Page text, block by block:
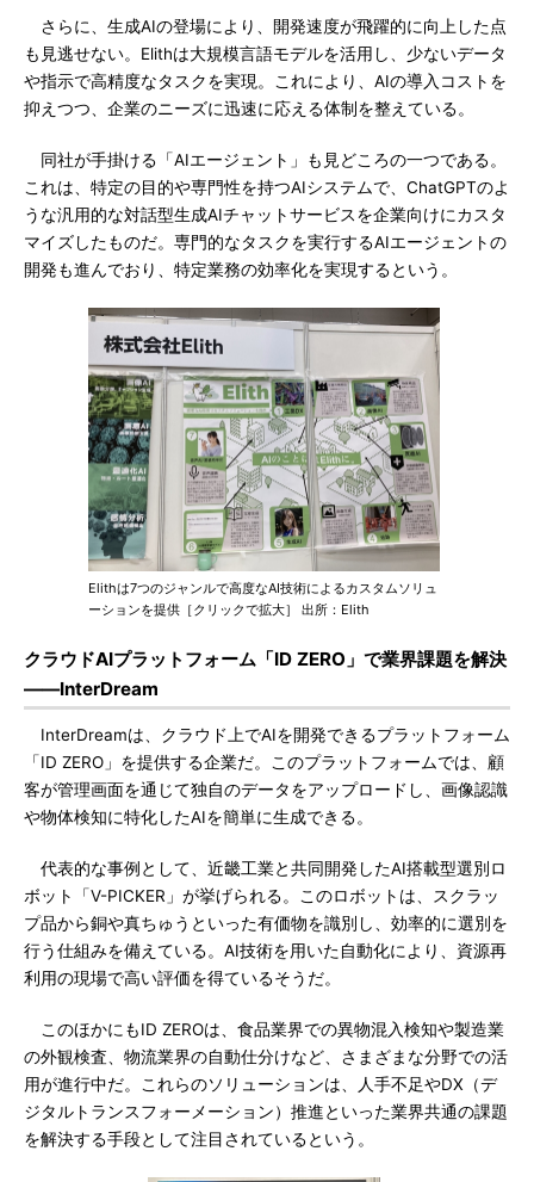
さらに、生成AIの登場により、開発速度が飛躍的に向上した点
も見逃せない。Elithは大規模言語モデルを活用し、少ないデータ
や指示で高精度なタスクを実現。これにより、AIの導入コストを
抑えつつ、企業のニーズに迅速に応える体制を整えている。
同社が手掛ける「AIエージェント」も見どころの一つである。
これは、特定の目的や専門性を持つAIシステムで、ChatGPTのよ
うな汎用的な対話型生成AIチャットサービスを企業向けにカスタ
マイズしたものだ。専門的なタスクを実行するAIエージェントの
開発も進んでおり、特定業務の効率化を実現するという。
Elithは7つのジャンルで高度なAI技術によるカスタムソリュ
ーションを提供［クリックで拡大］ 出所：Elith
クラウドAIプラットフォーム「ID ZERO」で業界課題を解決
――InterDream
InterDreamは、クラウド上でAIを開発できるプラットフォーム
「ID ZERO」を提供する企業だ。このプラットフォームでは、顧
客が管理画面を通じて独自のデータをアップロードし、画像認識
や物体検知に特化したAIを簡単に生成できる。
代表的な事例として、近畿工業と共同開発したAI搭載型選別ロ
ボット「V-PICKER」が挙げられる。このロボットは、スクラッ
プ品から銅や真ちゅうといった有価物を識別し、効率的に選別を
行う仕組みを備えている。AI技術を用いた自動化により、資源再
利用の現場で高い評価を得ているそうだ。
このほかにもID ZEROは、食品業界での異物混入検知や製造業
の外観検査、物流業界の自動仕分けなど、さまざまな分野での活
用が進行中だ。これらのソリューションは、人手不足やDX（デ
ジタルトランスフォーメーション）推進といった業界共通の課題
を解決する手段として注目されているという。